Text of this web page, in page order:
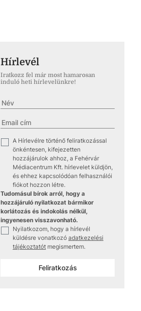
Hírlevél
Iratkozz fel már most hamarosan
induló heti hírlevelünkre!
A Hírlevélre történő feliratkozással
önkéntesen, kifejezetten
hozzájárulok ahhoz, a Fehérvár
Médiacentrum Kft. hírlevelet küldjön,
és ehhez kapcsolódóan felhasználói
fiókot hozzon létre.
Tudomásul bírok arról, hogy a
hozzájáruló nyilatkozat bármikor
korlátozás és indokolás nélkül,
ingyenesen visszavonható.
Nyilatkozom, hogy a hírlevél
küldésre vonatkozó adatkezelési
tájékoztatót megismertem.
Feliratkozás